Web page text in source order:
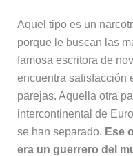
Aquel tipo es un
porque le buscan las
famosa escritora de
encuentra satisfacción
parejas. Aquella otra
intercontinental de
se han separado. Ese
era un guerrero del